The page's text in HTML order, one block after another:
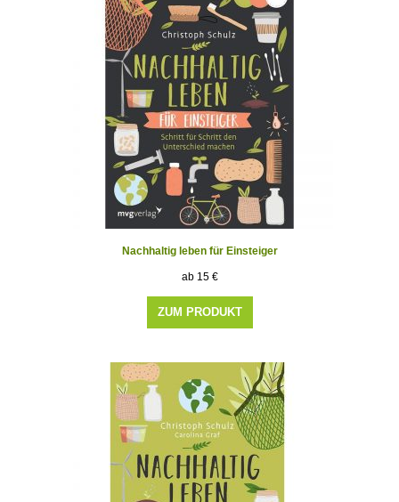
Nachhaltig leben für Einsteiger
15 €
ZUM PRODUKT